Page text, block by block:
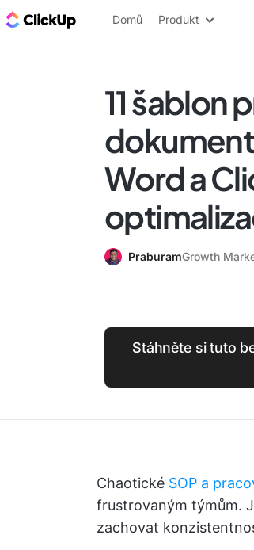
ClickUp blog
Domů Produkt
11 šablon
Word a
PraburamGrowth
Stáhněte si tuto
Chaotické SOP a
frustrovaným týmům.
zachovat